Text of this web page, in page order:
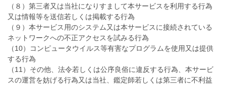
（８）第三者又は当社になりすまして本サービスを利用する行為
又は情報等を送信若しくは掲載する行為
（９）本サービス用のシステム又は本サービスに接続されている
ネットワークへの不正アクセスを試みる行為
（10）コンピュータウイルス等有害なプログラムを使用又は提供
する行為
（11）その他、法令若しくは公序良俗に違反する行為、本サービ
スの運営を妨げる行為又は当社、鑑定師若しくは第三者に不利益